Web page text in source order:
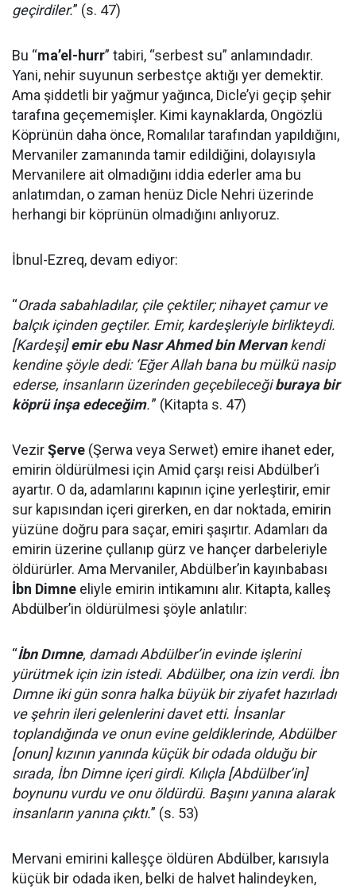
geçirdiler.” (s. 47)
Bu “ma’el-hurr” tabiri, “serbest su” anlamındadır.
Yani, nehir suyunun serbestçe aktığı yer demektir.
Ama şiddetli bir yağmur yağınca, Dicle’yi geçip şehir
tarafına geçememişler. Kimi kaynaklarda, Ongözlü
Köprünün daha önce, Romalılar tarafından yapıldığını,
Mervaniler zamanında tamir edildiğini, dolayısıyla
Mervanilere ait olmadığını iddia ederler ama bu
anlatımdan, o zaman henüz Dicle Nehri üzerinde
herhangi bir köprünün olmadığını anlıyoruz.
İbnul-Ezreq, devam ediyor:
“Orada sabahladılar, çile çektiler; nihayet çamur ve
balçık içinden geçtiler. Emir, kardeşleriyle birlikteydi.
[Kardeşi]emir ebu Nasr Ahmed bin Mervankendi
kendine şöyle dedi: ‘Eğer Allah bana bu mülkü nasip
ederse, insanların üzerinden geçebileceğiburaya bir
köprü inşa edeceğim.'” (Kitapta s. 47)
VezirŞerve (Şerwa veya Serwet) emire ihanet eder,
emirin öldürülmesi için Amid çarşı reisi Abdülber’i
ayartır. O da, adamlarını kapının içine yerleştirir, emir
sur kapısından içeri girerken, en dar noktada, emirin
yüzüne doğru para saçar, emiri şaşırtır. Adamları da
emirin üzerine çullanıp gürz ve hançer darbeleriyle
öldürürler. Ama Mervaniler, Abdülber’in kayınbabası
İbn Dimne eliyle emirin intikamını alır. Kitapta, kalleş
Abdülber’in öldürülmesi şöyle anlatılır:
“İbn Dımne, damadı Abdülber’in evinde işlerini
yürütmek için izin istedi. Abdülber, ona izin verdi. İbn
Dımne iki gün sonra halka büyük bir ziyafet hazırladı
ve şehrin ileri gelenlerini davet etti. İnsanlar
toplandığında ve onun evine geldiklerinde, Abdülber
[onun] kızının yanında küçük bir odada olduğu bir
sırada, İbn Dimne içeri girdi. Kılıçla [Abdülber’in]
boynunu vurdu ve onu öldürdü. Başını yanına alarak
insanların yanına çıktı.” (s. 53)
Mervani emirini kalleşçe öldüren Abdülber, karısıyla
küçük bir odada iken, belki de halvet halindeyken,